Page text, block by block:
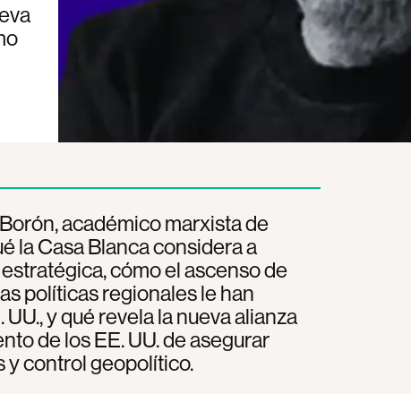
académico marxista de
la Casa Blanca considera a
cómo el ascenso de
políticas regionales le han
y qué revela la nueva alianza
de los EE. UU. de asegurar
y control geopolítico.